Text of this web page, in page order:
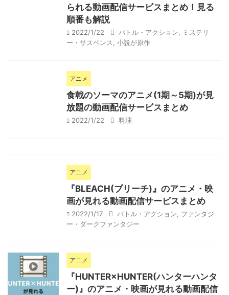
られる動画配信サービスまとめ！見る
順番も解説
2022/1/22 バトル・アクション
ミステリ
ー・サスペンス
小説が原作
アニメ
食戟のソーマのアニメ(1期～5期)が見
放題の動画配信サービスまとめ
2022/1/22 料理
アニメ
『BLEACH(ブリーチ)』のアニメ・映
画が見れる動画配信サービスまとめ
2022/1/17 バトル・アクション
ファンタジ
ー・ダークファンタジー
アニメ
『HUNTER×HUNTER(ハンターハンタ
ー)』のアニメ・映画が見れる動画配信